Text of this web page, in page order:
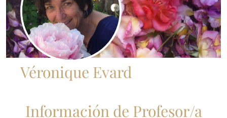
Véronique Evard
Información de Profesor/a